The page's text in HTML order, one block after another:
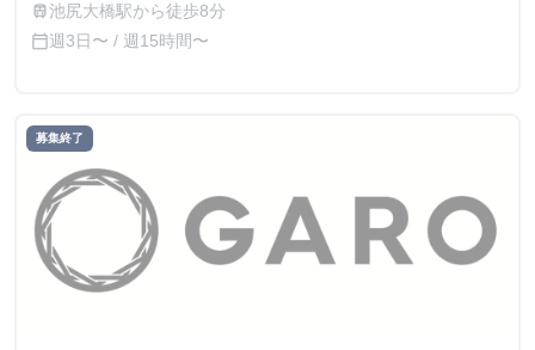
train池尻大橋駅から徒歩8分
calendar_today週3日〜 / 週15時間〜
募集終了